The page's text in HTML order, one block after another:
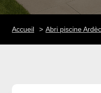
Accueil Abri piscine